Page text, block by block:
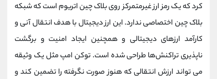
کرد که یک رمز ارز غیرمتمرکز روی بلاک چین اتریوم است که شبکه
بلاک چین اختصاصی ندارد. این ارز دیجیتال با هدف انتقال آنی و
کارآمد ارزهای دیجیتالی و همچنین ایجاد امنیت و برگشت
ناپذیری تراکنش‌ها طراحی شده است. توکن امپ مثل یک وثیقه
می تواند ارزش انتقالی که هنوز صورت نگرفته را تضمین کند و
بدون پیش شماره 90001030
اینستاگرام @alireza.mehrabii
کانال تلگرام @alirezamehrabi_com